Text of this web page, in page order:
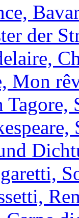
der
Mon